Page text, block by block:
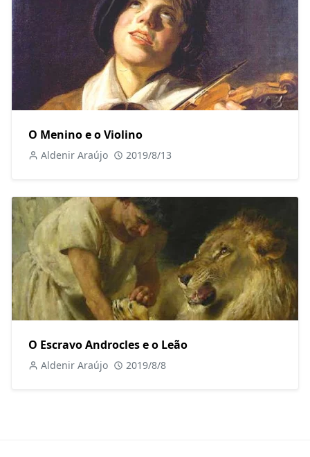
O Menino e o Violino
Aldenir Araújo 2019/8/13
O Escravo Androcles e o Leão
Aldenir Araújo 2019/8/8